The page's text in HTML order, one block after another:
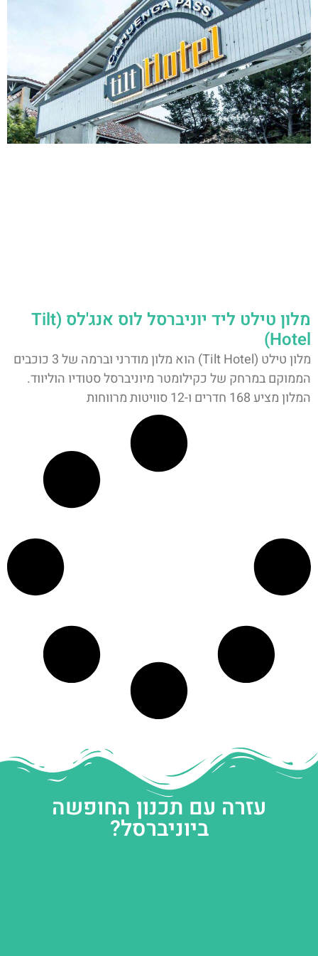
מלון טילט ליד יוניברסל לוס אנג'לס (Tilt
Hotel)
מלון טילט (Tilt Hotel) הוא מלון מודרני וברמה של 3 כוכבים
הממוקם במרחק של כקילומטר מיוניברסל סטודיו הוליווד.
המלון מציע 168 חדרים ו-12 סוויטות מרווחות
עזרה עם תכנון החופשה
ביוניברסל?